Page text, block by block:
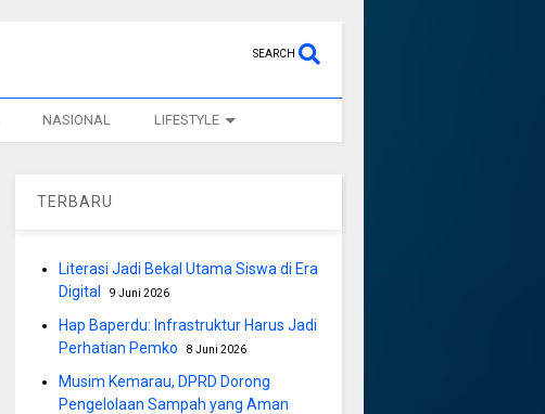
SEARCH
NASIONAL LIFESTYLE
TERBARU
Literasi Jadi Bekal Utama Siswa di Era
Digital
9 Juni 2026
Hap Baperdu: Infrastruktur Harus Jadi
Perhatian Pemko
8 Juni 2026
Musim Kemarau, DPRD Dorong
Pengelolaan Sampah yang Aman